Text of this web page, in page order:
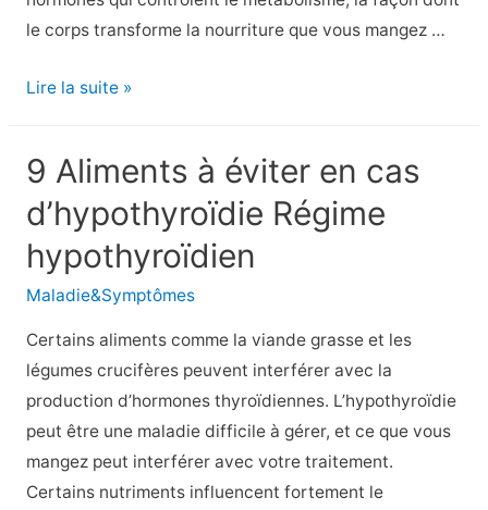
le corps transforme la nourriture que vous mangez …
8
réduire
les
douleurs
articulaires
dues
à
l’hypothyroïdie
Lire la suite »
9 Aliments à éviter en cas
d’hypothyroïdie Régime
hypothyroïdien
Maladie&Symptômes
Certains aliments comme la viande grasse et les
légumes crucifères peuvent interférer avec la
production d’hormones thyroïdiennes. L’hypothyroïdie
peut être une maladie difficile à gérer, et ce que vous
mangez peut interférer avec votre traitement.
Certains nutriments influencent fortement le